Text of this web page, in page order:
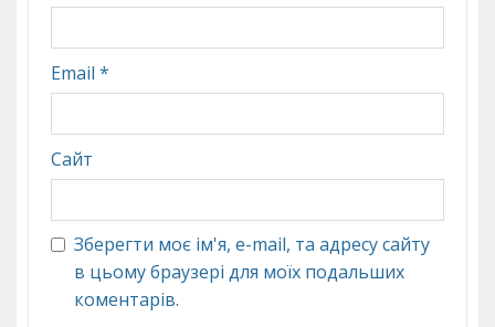
Email *
Сайт
Зберегти моє ім'я, e-mail, та адресу сайту
в цьому браузері для моїх подальших
коментарів.